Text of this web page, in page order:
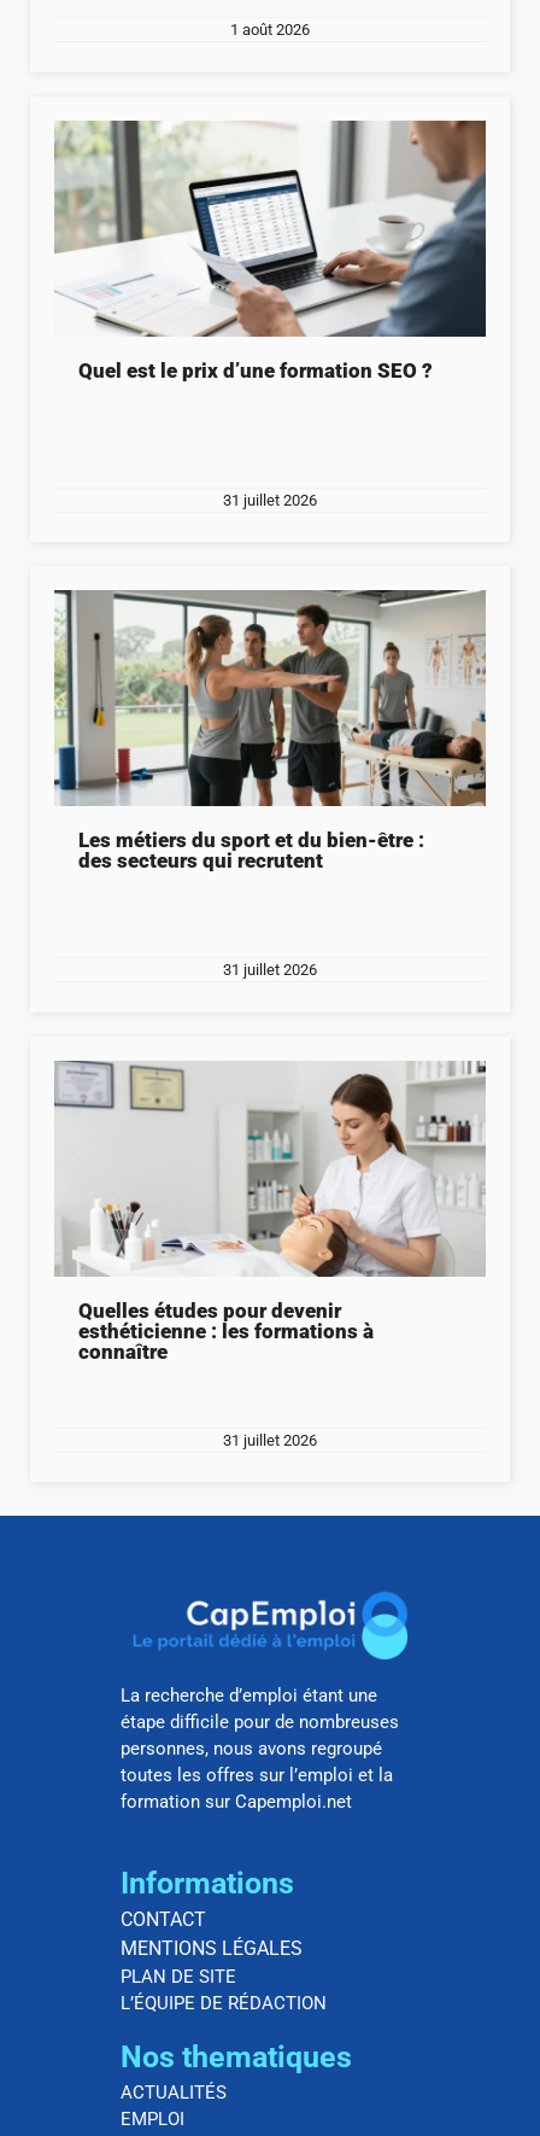
1 août 2026
Quel est le prix d’une formation SEO ?
31 juillet 2026
Les métiers du sport et du bien-être :
des secteurs qui recrutent
31 juillet 2026
Quelles études pour devenir
esthéticienne : les formations à
connaître
31 juillet 2026
La recherche d’emploi étant une
étape difficile pour de nombreuses
personnes, nous avons regroupé
toutes les offres sur l’emploi et la
formation sur Capemploi.net
Informations
CONTACT
MENTIONS LÉGALES
PLAN DE SITE
L’ÉQUIPE DE RÉDACTION
Nos thematiques
ACTUALITÉS
EMPLOI